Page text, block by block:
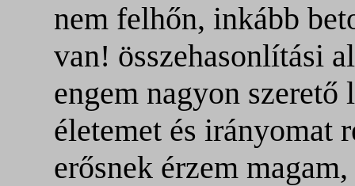
nem felhőn, inkább
van! összehasonlítási
engem nagyon
életemet és irányomat
erősnek érzem